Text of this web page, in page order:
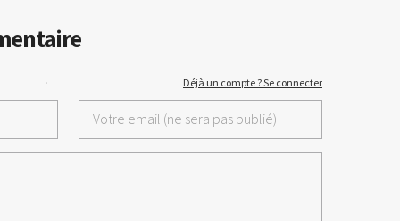
· Déjà un compte ? Se connecter